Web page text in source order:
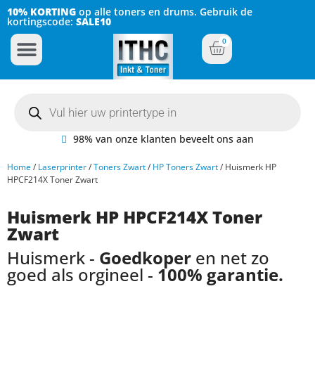
10% KORTING op alle toners en drums. Gebruik de
kortingscode: SALE10
0
98% van onze klanten beveelt ons aan
Home/ Laserprinter/Toners Zwart/ HP Toners Zwart/ Huismerk HP
HPCF214X Toner Zwart
Huismerk HP HPCF214X Toner
Zwart
Huismerk - Goedkoper en net zo
goed als orgineel - 100% garantie.